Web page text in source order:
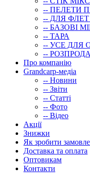
-- ПЕЛЕТИ
-- ДЛЯ ФЛЕТ
-- БАЗОВІ
-- ТАРА
-- УСЕ ДЛЯ
--
Про компанію
Grandcarp-медіа
-- Новини
-- Звіти
-- Статті
-- Фото
-- Відео
Акції
Знижки
Як зробити
Доставка та оплата
Оптовикам
Контакти